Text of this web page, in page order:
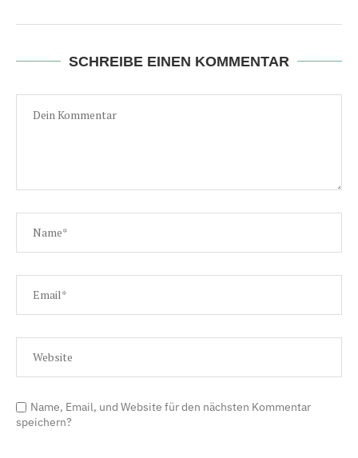
SCHREIBE EINEN KOMMENTAR
Name, Email, und Website für den nächsten Kommentar
speichern?